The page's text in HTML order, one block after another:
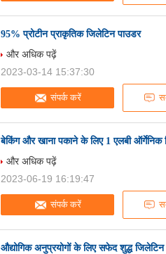
95% प्रोटीन प्राकृतिक जिलेटिन पाउडर
संपर्क करें
और अधिक पढ़ें
2023-03-14 15:37:30
बेकिंग और खाना पकाने के लिए 1 एलबी ऑर्गेनिक
संपर्क करें
और अधिक पढ़ें
2023-06-19 16:19:47
औद्योगिक अनुप्रयोगों के लिए सफेद शुद्ध